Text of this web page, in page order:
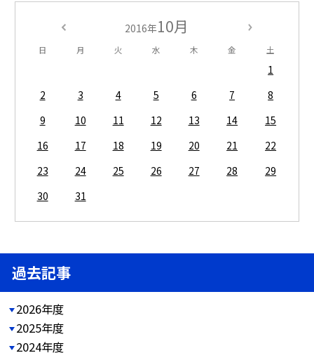
2016年10月
日 月 火 水 木 金 土
1
2
3 4 5 6 7
8
9
10 11 12 13 14
15
16
17 18 19 20 21
22
23
24 25 26 27 28
29
30
31
過去記事
2026年度
2025年度
2024年度